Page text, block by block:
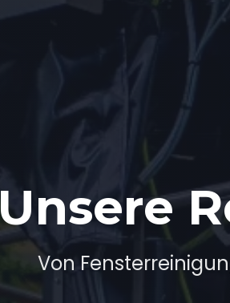
Unsere
Von